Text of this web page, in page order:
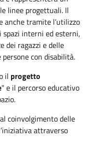
linee progettuali. Il
anche tramite l’utilizzo
spazi interni ed esterni,
dei ragazzi e delle
con disabilità.
il progetto
" e il percorso educativo
coinvolgimento delle
attraverso